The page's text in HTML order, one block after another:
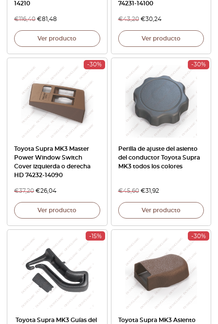
14210
€116,40 €81,48
Ver producto
74231-14100
€43,20 €30,24
Ver producto
-30%
Toyota Supra MK3 Master
Power Window Switch
Cover izquierda o derecha
HD 74232-14090
€37,20 €26,04
Ver producto
-30%
Perilla de ajuste del asiento
del conductor Toyota Supra
MK3 todos los colores
€45,60 €31,92
Ver producto
-15%
Toyota Supra MK3 Guías del
-30%
Toyota Supra MK3 Asiento